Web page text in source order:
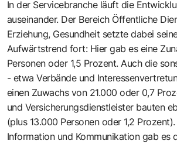
In der Servicebranche läuft die
auseinander. Der Bereich Öffentliche
Erziehung, Gesundheit setzte dabei
Aufwärtstrend fort: Hier gab es eine
Personen oder 1,5 Prozent. Auch die
- etwa Verbände und
einen Zuwachs von 21.000 oder 0,7
und Versicherungsdienstleister bauten
(plus 13.000 Personen oder 1,2
Information und Kommunikation gab es